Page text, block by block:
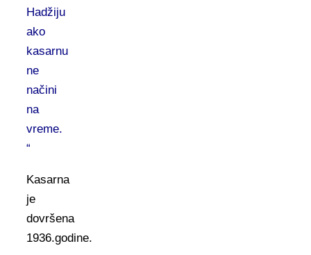
Hadžiju
ako
kasarnu
ne
načini
na
vreme.
“
Kasarna
je
dovršena
1936.godine.